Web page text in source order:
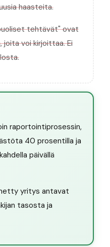
haasteita.
tehtävät" ovat
joita voi kirjoittaa. Ei
raportointiprosessin,
40 prosentilla ja
päivällä
yritys antavat
tasosta ja